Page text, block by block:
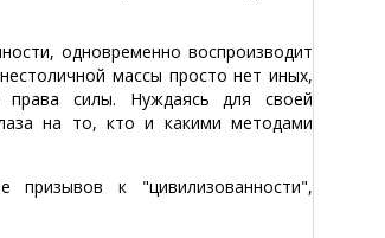
одновременно воспроизводит
массы просто нет иных,
права силы. Нуждаясь для своей
на то, кто и какими методами
призывов к "цивилизованности",